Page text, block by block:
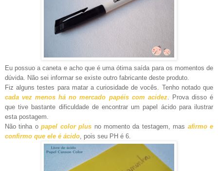
Eu possuo a caneta e acho que é uma ótima saída para os momentos de
dúvida. Não sei informar se existe outro fabricante deste produto.
Fiz alguns testes para matar a curiosidade de vocês. Tenho notado que
cada vez menos há no mercado papéis com acidez. Prova disso é
que tive bastante dificuldade de encontrar um papel ácido para ilustrar
esta postagem.
Não tinha opapel color plus no momento da testagem, mas afirmo e
confirmo que ele é ácido , pois seu PH é 6.